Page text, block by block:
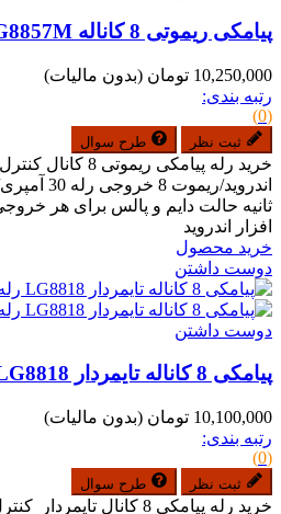
پیامکی ریموتی 8 کاناله LG8857M رله 30A
10,250,000 تومان
(بدون مالیات)
رتبه بندی:
(0)
ثبت نظر طرح سوال
خرید رله پیامکی
ثانیه حالت دایم و پالس برای هر
افزار اندروید
خرید محصول
دوست داشتن
دوست داشتن
پیامکی 8 کاناله تایمردار LG8818 رله 30A
10,100,000 تومان
(بدون مالیات)
رتبه بندی:
(0)
ثبت نظر طرح سوال
خرید رله پیامکی 8 کانال